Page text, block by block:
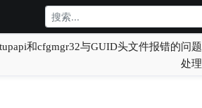
和cfgmgr32与GUID头文件报错的问题
处理